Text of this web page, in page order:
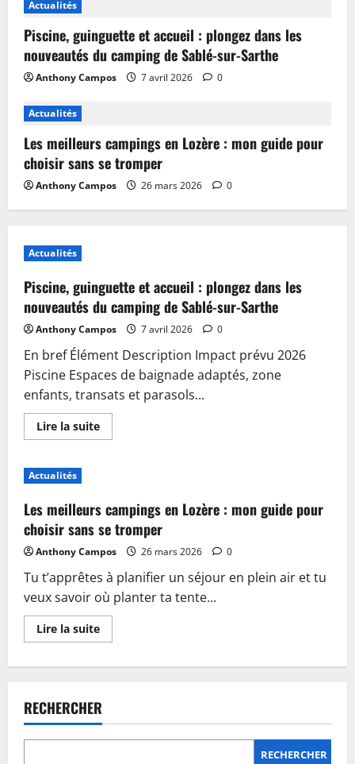
Actualités
Piscine, guinguette et accueil : plongez dans les
nouveautés du camping de Sablé-sur-Sarthe
Anthony Campos 7 avril 2026 0
Actualités
Les meilleurs campings en Lozère : mon guide pour
choisir sans se tromper
Anthony Campos 26 mars 2026 0
Actualités
Piscine, guinguette et accueil : plongez dans les
nouveautés du camping de Sablé-sur-Sarthe
Anthony Campos 7 avril 2026 0
En bref Élément Description Impact prévu 2026
Piscine Espaces de baignade adaptés, zone
enfants, transats et parasols...
Lire la suiteEn
savoir
accueil
:
plongez
dans
les
nouveautés
du
camping
de
Sablé-
sur-
Sarthe
Actualités
Les meilleurs campings en Lozère : mon guide pour
choisir sans se tromper
Anthony Campos 26 mars 2026 0
Tu t’apprêtes à planifier un séjour en plein air et tu
veux savoir où planter ta tente...
Lire la suiteEn
savoir
en
Lozère
:
mon
RECHERCHER
RECHERCHER